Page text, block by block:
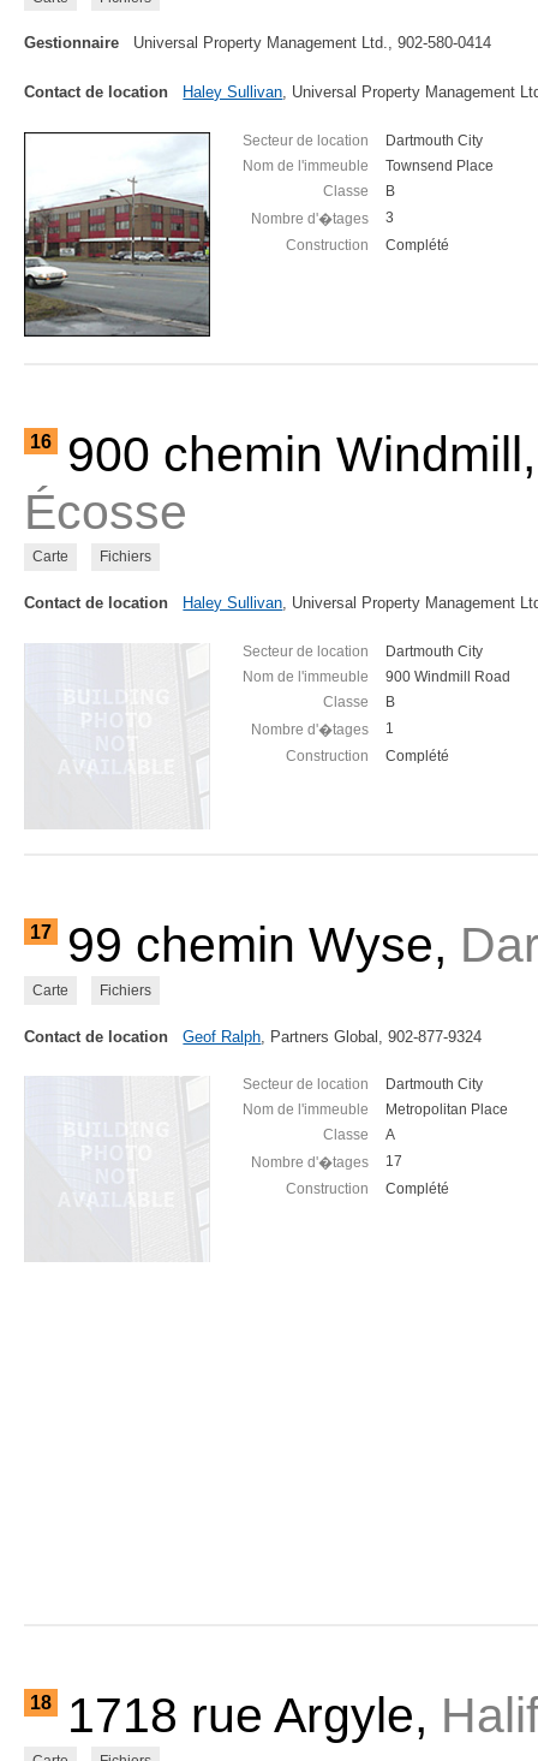
Gestionnaire Universal Property Management Ltd., 902-580-0414
Contact de location Haley Sullivan, Universal Property Management
Secteur de location
Dartmouth City
Nom de l'immeuble
Townsend Place
Classe
B
Nombre d'�tages
3
Construction
Complété
16
900 chemin
Écosse
Carte Fichiers
Contact de location Haley Sullivan, Universal Property Management
Secteur de location
Dartmouth City
Nom de l'immeuble
900 Windmill Road
Classe
B
Nombre d'�tages
1
Construction
Complété
17 99 chemin Wyse,
Carte Fichiers
Contact de location Geof Ralph , Partners Global, 902-877-9324
Secteur de location
Dartmouth City
Nom de l'immeuble
Metropolitan Place
Classe
A
Nombre d'�tages
17
Construction
Complété
18 1718 rue Argyle,